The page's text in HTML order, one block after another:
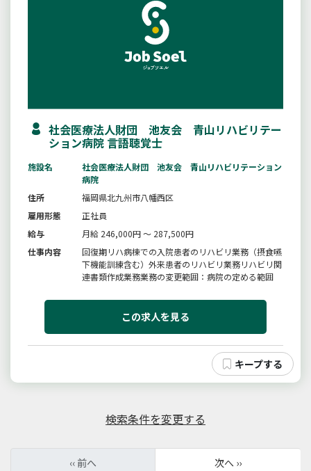
社会医療法人財団 池友会 青山リハビリテー
ション病院 言語聴覚士
施設名
社会医療法人財団 池友会 青山リハビリテーション
病院
住所
福岡県北九州市八幡西区
雇用形態
正社員
給与
月給 246,000円 ～ 287,500円
仕事内容
回復期リハ病棟での入院患者のリハビリ業務（摂食嚥
下機能訓練含む）外来患者のリハビリ業務リハビリ関
連書類作成業務業務の変更範囲：病院の定める範囲
この求人を見る
検索条件を変更する
‹‹ 前へ 次へ ››